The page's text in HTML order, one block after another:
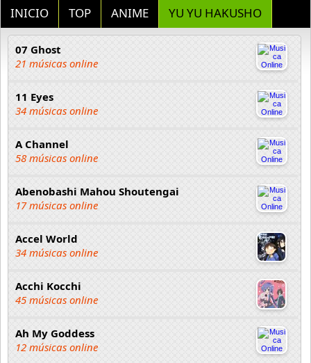
INICIO TOP ANIME YU YU HAKUSHO
07 Ghost
21 músicas online
11 Eyes
34 músicas online
A Channel
58 músicas online
Abenobashi Mahou Shoutengai
17 músicas online
Accel World
34 músicas online
Acchi Kocchi
45 músicas online
Ah My Goddess
12 músicas online